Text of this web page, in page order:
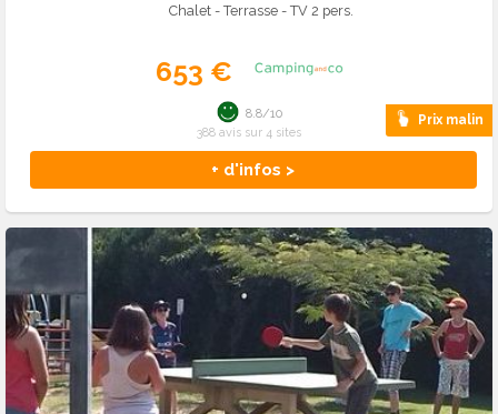
Chalet - Terrasse - TV 2 pers.
653 €
Prix malin
+ d'infos >
8.8/10
388 avis sur 4 sites